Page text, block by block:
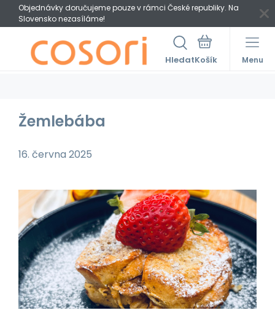
Objednávky doručujeme pouze v rámci České republiky. Na
Slovensko nezasíláme!
Hledat Menu
Žemlebába
16. června 2025